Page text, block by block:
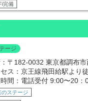
完備
ージ
〒182-0032 東京都調布
ス：京王線飛田給駅より
間：電話受付 9:00〜20
のステージ